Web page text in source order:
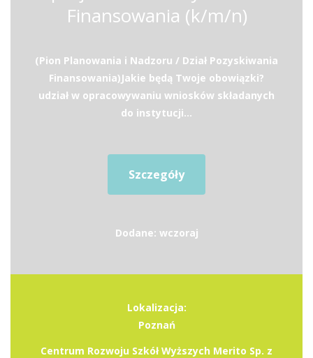
Finansowania (k/m/n)
(Pion Planowania i Nadzoru / Dział Pozyskiwania
Finansowania)Jakie będą Twoje obowiązki?
udział w opracowywaniu wniosków składanych
do instytucji...
Szczegóły
Dodane: wczoraj
Lokalizacja:
Poznań
Centrum Rozwoju Szkół Wyższych Merito Sp. z